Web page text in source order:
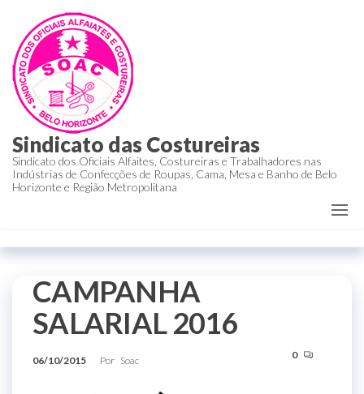
Sindicato das Costureiras
Sindicato dos Oficiais Alfaites, Costureiras e Trabalhadores nas
Indústrias de Confecções de Roupas, Cama, Mesa e Banho de Belo
Horizonte e Região Metropolitana
CAMPANHA
SALARIAL 2016
06/10/2015 Por Soac 0